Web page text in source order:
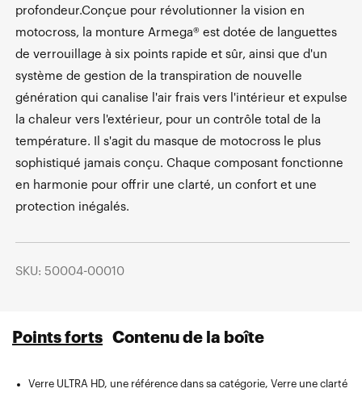
profondeur.Conçue pour révolutionner la vision en
motocross, la monture Armega® est dotée de languettes
de verrouillage à six points rapide et sûr, ainsi que d'un
système de gestion de la transpiration de nouvelle
génération qui canalise l'air frais vers l'intérieur et expulse
la chaleur vers l'extérieur, pour un contrôle total de la
température. Il s'agit du masque de motocross le plus
sophistiqué jamais conçu. Chaque composant fonctionne
en harmonie pour offrir une clarté, un confort et une
protection inégalés.
SKU: 50004-00010
Points forts Contenu de la boîte
Verre ULTRA HD, une référence dans sa catégorie, Verre une clarté